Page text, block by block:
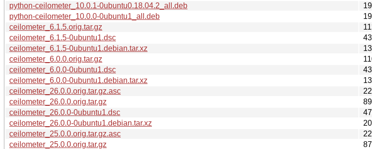
python-ceilometer_10.0.1-0ubuntu0.18.04.2_all.deb
python-ceilometer_10.0.0-0ubuntu1_all.deb
ceilometer_6.1.5.orig.tar.gz
ceilometer_6.1.5-0ubuntu1.dsc
ceilometer_6.1.5-0ubuntu1.debian.tar.xz
ceilometer_6.0.0.orig.tar.gz
ceilometer_6.0.0-0ubuntu1.dsc
ceilometer_6.0.0-0ubuntu1.debian.tar.xz
ceilometer_26.0.0.orig.tar.gz.asc
ceilometer_26.0.0.orig.tar.gz
ceilometer_26.0.0-0ubuntu1.dsc
ceilometer_26.0.0-0ubuntu1.debian.tar.xz
ceilometer_25.0.0.orig.tar.gz.asc
ceilometer_25.0.0.orig.tar.gz